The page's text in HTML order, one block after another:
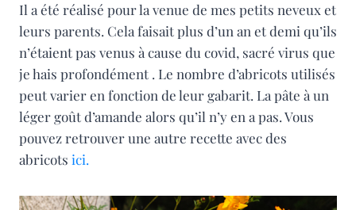
Il a été réalisé pour la venue de mes petits neveux et
leurs parents. Cela faisait plus d’un an et demi qu’ils
n’étaient pas venus à cause du covid, sacré virus que
je hais profondément . Le nombre d’abricots utilisés
peut varier en fonction de leur gabarit. La pâte à un
léger goût d’amande alors qu’il n’y en a pas. Vous
pouvez retrouver une autre recette avec des
abricots ici.